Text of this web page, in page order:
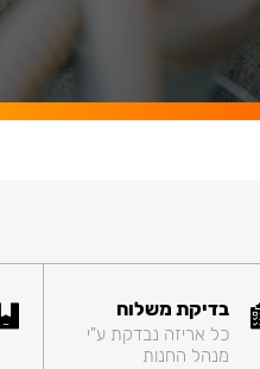
בדיקת משלוח
כל אריזה נבדקת ע"י
מנהל החנות